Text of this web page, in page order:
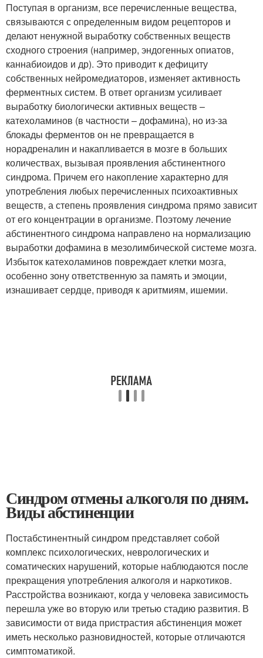
Поступая в организм, все перечисленные вещества,
связываются с определенным видом рецепторов и
делают ненужной выработку собственных веществ
сходного строения (например, эндогенных опиатов,
каннабиоидов и др). Это приводит к дефициту
собственных нейромедиаторов, изменяет активность
ферментных систем. В ответ организм усиливает
выработку биологически активных веществ –
катехоламинов (в частности – дофамина), но из-за
блокады ферментов он не превращается в
норадреналин и накапливается в мозге в больших
количествах, вызывая проявления абстинентного
синдрома. Причем его накопление характерно для
употребления любых перечисленных психоактивных
веществ, а степень проявления синдрома прямо зависит
от его концентрации в организме. Поэтому лечение
абстинентного синдрома направлено на нормализацию
выработки дофамина в мезолимбической системе мозга.
Избыток катехоламинов повреждает клетки мозга,
особенно зону ответственную за память и эмоции,
изнашивает сердце, приводя к аритмиям, ишемии.
Синдром отмены алкоголя по дням.
Виды абстиненции
Постабстинентный синдром представляет собой
комплекс психологических, неврологических и
соматических нарушений, которые наблюдаются после
прекращения употребления алкоголя и наркотиков.
Расстройства возникают, когда у человека зависимость
перешла уже во вторую или третью стадию развития. В
зависимости от вида пристрастия абстиненция может
иметь несколько разновидностей, которые отличаются
симптоматикой.